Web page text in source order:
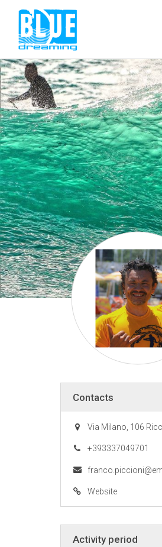
Contacts
Via Milano, 106
+393337049701
Website
Activity period